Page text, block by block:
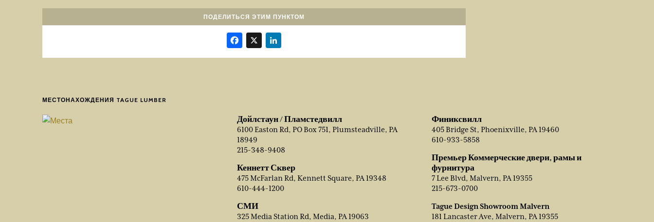
ПОДЕЛИТЬСЯ ЭТИМ ПУНКТОМ
Facebook
X
МЕСТОНАХОЖДЕНИЯ TAGUE LUMBER
Дойлстаун / Пламстедвилл
6100 Easton Rd, PO Box 751, Plumsteadville, PA
18949
215-348-9408
Кеннетт Сквер
475 McFarlan Rd, Kennett Square, PA 19348
610-444-1200
СМИ
325 Media Station Rd, Media, PA 19063
Финиксвилл
405 Bridge St, Phoenixville, PA 19460
610-933-5858
Премьер Коммерческие двери, рамы и
фурнитура
7 Lee Blvd, Malvern, PA 19355
215-673-0700
Tague Design Showroom Malvern
181 Lancaster Ave, Malvern, PA 19355